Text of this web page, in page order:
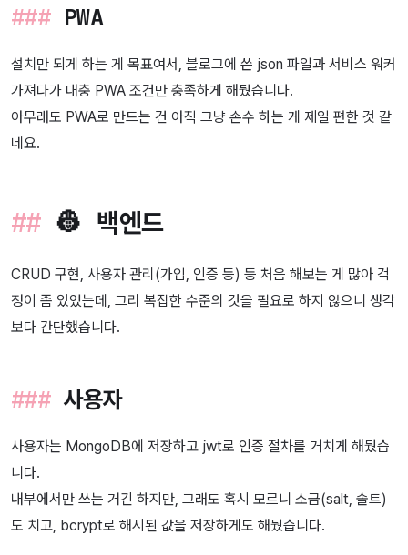
PWA
설치만 되게 하는 게 목표여서, 블로그에 쓴 json 파일과 서비스 워커
가져다가 대충 PWA 조건만 충족하게 해뒀습니다.
아무래도 PWA로 만드는 건 아직 그냥 손수 하는 게 제일 편한 것 같
네요.
👷 백엔드
CRUD 구현, 사용자 관리(가입, 인증 등) 등 처음 해보는 게 많아 걱
정이 좀 있었는데, 그리 복잡한 수준의 것을 필요로 하지 않으니 생각
보다 간단했습니다.
사용자
사용자는 MongoDB에 저장하고 jwt로 인증 절차를 거치게 해뒀습
니다.
내부에서만 쓰는 거긴 하지만, 그래도 혹시 모르니 소금(salt, 솔트)
도 치고, bcrypt로 해시된 값을 저장하게도 해뒀습니다.